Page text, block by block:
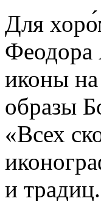
Для
Феодора
иконы
образы
«Всех
и